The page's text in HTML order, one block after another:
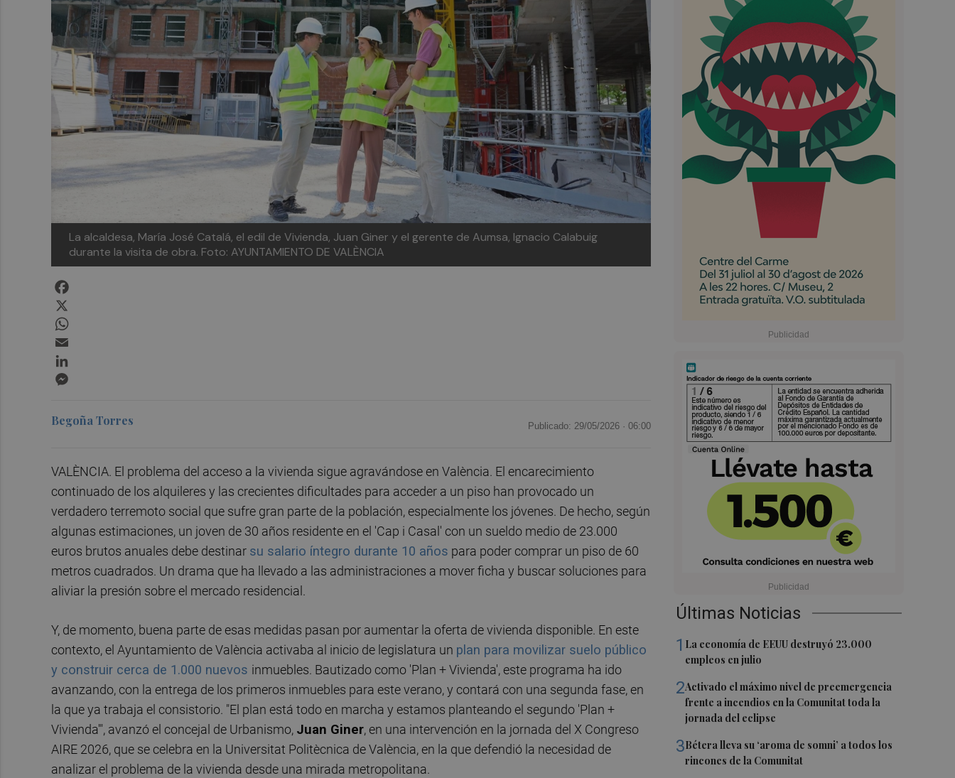
La alcaldesa, María José Catalá, el edil de Vivienda, Juan Giner y el gerente de Aumsa, Ignacio Calabuig
durante la visita de obra. Foto: AYUNTAMIENTO DE VALÈNCIA
Últimas Noticias
1 La economía de EEUU destruyó 23.000
empleos en julio
2Activado el máximo nivel de preemergencia
frente a incendios en la Comunitat toda la
jornada del eclipse
3Bétera lleva su ‘aroma de somni’ a todos los
rincones de la Comunitat
Begoña Torres Publicado: 29/05/2026 · 06:00
VALÈNCIA. El problema del acceso a la vivienda sigue agravándose en València. El encarecimiento
continuado de los alquileres y las crecientes dificultades para acceder a un piso han provocado un
verdadero terremoto social que sufre gran parte de la población, especialmente los jóvenes. De hecho, según
algunas estimaciones, un joven de 30 años residente en el 'Cap i Casal' con un sueldo medio de 23.000
euros brutos anuales debe destinar su salario íntegro durante 10 años para poder comprar un piso de 60
metros cuadrados. Un drama que ha llevado a las administraciones a mover ficha y buscar soluciones para
aliviar la presión sobre el mercado residencial.
Y, de momento, buena parte de esas medidas pasan por aumentar la oferta de vivienda disponible. En este
contexto, el Ayuntamiento de València activaba al inicio de legislatura un plan para movilizar suelo público
y construir cerca de 1.000 nuevos inmuebles. Bautizado como 'Plan + Vivienda', este programa ha ido
avanzando, con la entrega de los primeros inmuebles para este verano, y contará con una segunda fase, en
la que ya trabaja el consistorio. "El plan está todo en marcha y estamos planteando el segundo 'Plan +
Vivienda'", avanzó el concejal de Urbanismo, Juan Giner, en una intervención en la jornada del X Congreso
AIRE 2026, que se celebra en la Universitat Politècnica de València, en la que defendió la necesidad de
analizar el problema de la vivienda desde una mirada metropolitana.